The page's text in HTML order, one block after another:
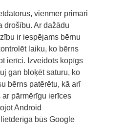
vienmēr primāri
drošību. Ar dažādu
ir iespējams bērnu
laiku, ko bērns
ierīci. Izveidots kopīgs
gan bloķēt saturu, ko
bērns patērētu, kā arī
pārmērīgu ierīces
Android
būs Google